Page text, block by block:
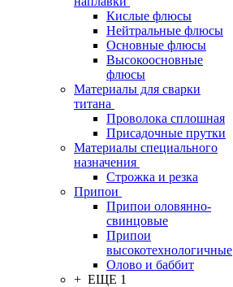
Кислые флюсы
Нейтральные флюсы
Основные флюсы
Высокоосновные
флюсы
Материалы для сварки
титана
Проволока сплошная
Присадочные прутки
Материалы специального
назначения
Строжка и резка
Припои
Припои оловянно-
свинцовые
Припои
высокотехнологичные
Олово и баббит
+ ЕЩЕ 1